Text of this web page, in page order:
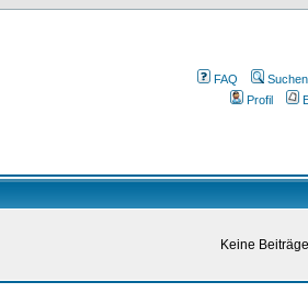
FAQ
Suchen
Profil
Keine